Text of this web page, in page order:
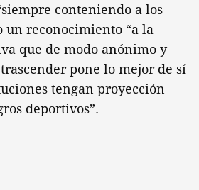
conteniendo a los
un reconocimiento “a la
que de modo anónimo y
pone lo mejor de sí
tengan proyección
deportivos”.